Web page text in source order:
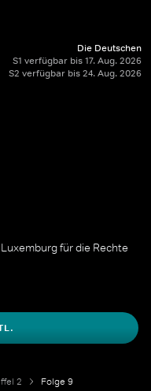
Die Deutschen
S1 verfügbar bis 17. Aug. 2026
S2 verfügbar bis 24. Aug. 2026
für die Rechte
2 Folge 9